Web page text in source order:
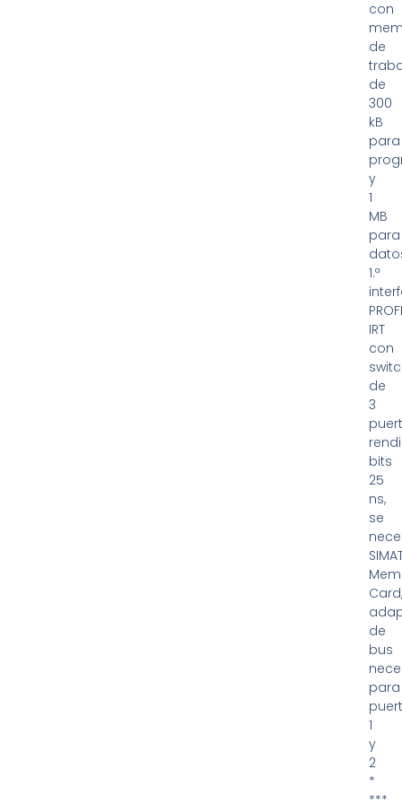
con
de
de
300
kB
para
y
1
MB
para
1.ª
IRT
con
de
3
bits
25
ns,
se
de
bus
para
1
y
2
*